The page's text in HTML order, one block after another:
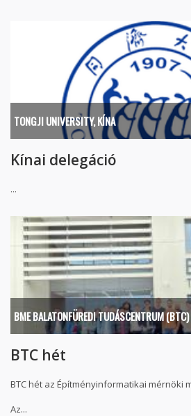
TONGJI UNIVERSITY, KÍNA
Kínai delegáció
...
BME BALATONFÜREDI TUDÁSCENTRUM (BTC)
BTC hét
BTC hét az Építményinformatikai mérnöki
Az...